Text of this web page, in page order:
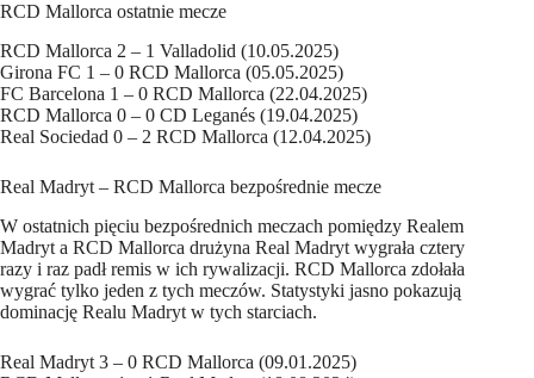
RCD Mallorca ostatnie mecze
RCD Mallorca 2 – 1 Valladolid (10.05.2025)
Girona FC 1 – 0 RCD Mallorca (05.05.2025)
FC Barcelona 1 – 0 RCD Mallorca (22.04.2025)
RCD Mallorca 0 – 0 CD Leganés (19.04.2025)
Real Sociedad 0 – 2 RCD Mallorca (12.04.2025)
Real Madryt – RCD Mallorca bezpośrednie mecze
W ostatnich pięciu bezpośrednich meczach pomiędzy Realem
Madryt a RCD Mallorca drużyna Real Madryt wygrała cztery
razy i raz padł remis w ich rywalizacji. RCD Mallorca zdołała
wygrać tylko jeden z tych meczów. Statystyki jasno pokazują
dominację Realu Madryt w tych starciach.
Real Madryt 3 – 0 RCD Mallorca (09.01.2025)